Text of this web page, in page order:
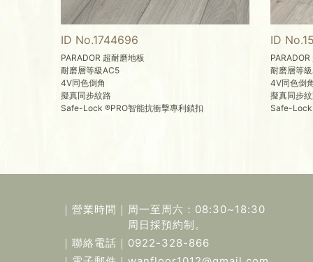
ID No.1744696
PARADOR 超耐磨地板
耐磨層等級AC5
4V同色倒角
擬真同步紋路
Safe-Lock ®PRO智能抗衝擊專利鎖扣
ID
耐磨層等
4V同色倒
擬真同步
Safe-Lock
｜營業時間｜ 周一至周六：08:30~18:30
周日採預約制。
｜聯絡電話｜ 0922-328-866